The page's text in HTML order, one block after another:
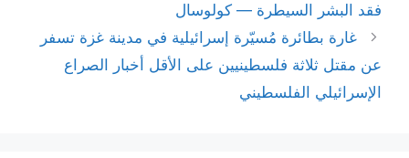
فقد البشر السيطرة — كولوسال
غارة بطائرة مُسيّرة إسرائيلية في مدينة غزة تسفر
عن مقتل ثلاثة فلسطينيين على الأقل أخبار الصراع
الإسرائيلي الفلسطيني